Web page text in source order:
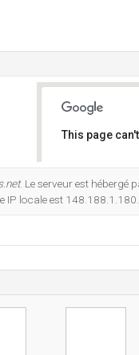
This page
. Le serveur est hébergé
locale est 148.188.1.180.